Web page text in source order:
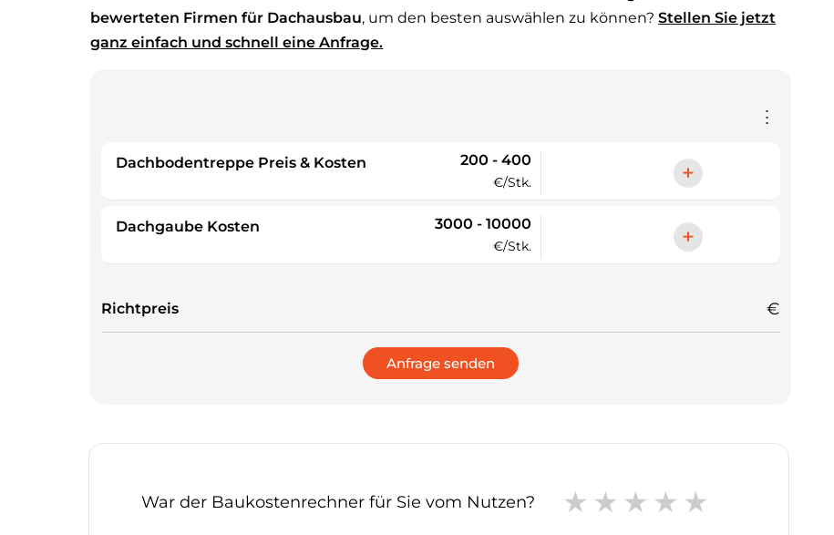
bewerteten Firmen für Dachausbau, um den besten auswählen zu können?Stellen Sie jetzt
ganz einfach und schnell eine Anfrage.
⋮
Dachbodentreppe Preis & Kosten 200 - 400
€/Stk. +
Dachgaube Kosten 3000 - 10000
€/Stk. +
Richtpreis €
Anfrage senden
War der Baukostenrechner für Sie vom Nutzen?